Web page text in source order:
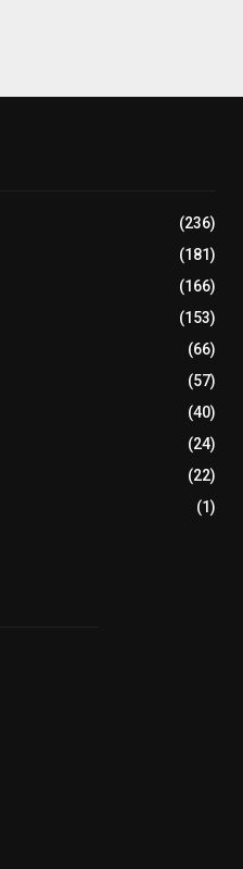
(236)
(181)
(166)
(153)
(66)
(57)
(40)
(24)
(22)
(1)